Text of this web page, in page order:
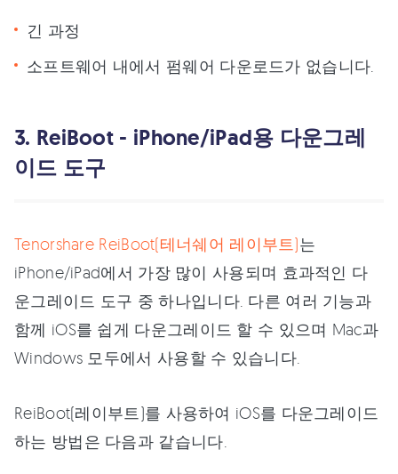
긴 과정
소프트웨어 내에서 펌웨어 다운로드가 없습니다.
3. ReiBoot - iPhone/iPad용 다운그레
이드 도구
Tenorshare ReiBoot(테너쉐어 레이부트)는
iPhone/iPad에서 가장 많이 사용되며 효과적인 다
운그레이드 도구 중 하나입니다. 다른 여러 기능과
함께 iOS를 쉽게 다운그레이드 할 수 있으며 Mac과
Windows 모두에서 사용할 수 있습니다.
ReiBoot(레이부트)를 사용하여 iOS를 다운그레이드
하는 방법은 다음과 같습니다.